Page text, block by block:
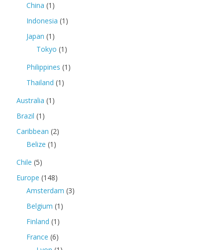
China (1)
Indonesia (1)
Japan (1)
Tokyo (1)
Philippines (1)
Thailand (1)
Australia (1)
Brazil (1)
Caribbean (2)
Belize (1)
Chile (5)
Europe (148)
Amsterdam (3)
Belgium (1)
Finland (1)
France (6)